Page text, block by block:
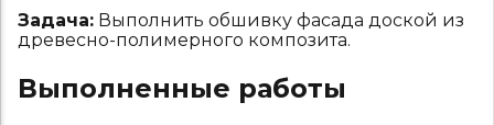
Задача: Выполнить обшивку фасада доской из
древесно-полимерного композита.
Выполненные работы